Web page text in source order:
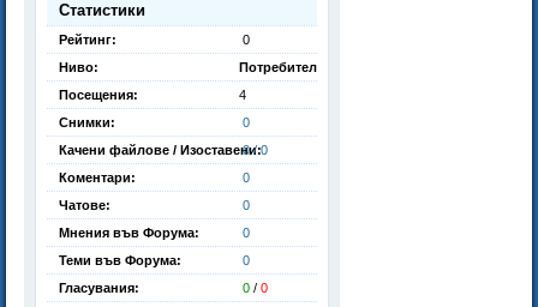
Статистики
Рейтинг:
0
Ниво:
Потребител
Посещения:
4
Снимки:
0
Качени файлове / Изоставени:
0 / 0
Коментари:
0
Чатове:
0
Мнения във Форума:
0
Теми във Форума:
0
Гласувания:
0 / 0